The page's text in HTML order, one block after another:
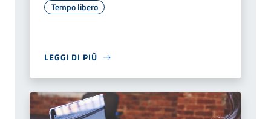
Tempo libero
LEGGI DI PIÙ